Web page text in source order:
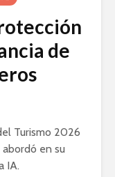
de
Turismo 2026
en su
IA.